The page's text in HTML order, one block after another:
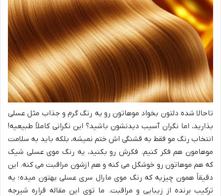
تاحالا شده دلتون بخواد موهاتون رو یه رنگ گرم و جذاب مثل عسلی
بذارید، اما نگران آسیب دیدنشون باشید؟ این نگرانی کاملاً طبیعیه!
انتخاب رنگ مو فقط به قشنگی اش ختم نمیشه، بلکه باید به سلامت
موهامون هم فکر کنیم. فکرش رو بکنید، یه رنگ موی عسلی شیک
که هم موهاتون رو خوشگل می کنه و هم ازشون مراقبت می کنه. این
دقیقاً همون چیزیه که رنگ موی مارال سری عسلی بهتون میده؛ یه
ترکیب برنده از زیبایی و مراقبت. ما توی این مقاله قراره شیرجه